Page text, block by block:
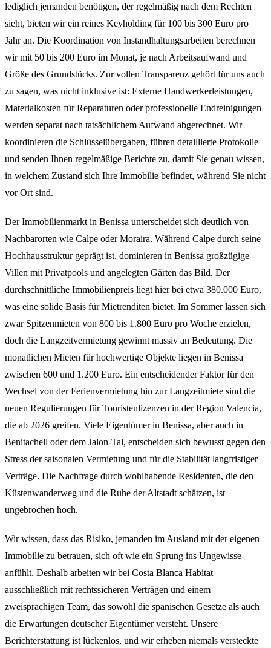
lediglich jemanden benötigen, der regelmäßig nach dem Rechten
sieht, bieten wir ein reines Keyholding für 100 bis 300 Euro pro
Jahr an. Die Koordination von Instandhaltungsarbeiten berechnen
wir mit 50 bis 200 Euro im Monat, je nach Arbeitsaufwand und
Größe des Grundstücks. Zur vollen Transparenz gehört für uns auch
zu sagen, was nicht inklusive ist: Externe Handwerkerleistungen,
Materialkosten für Reparaturen oder professionelle Endreinigungen
werden separat nach tatsächlichem Aufwand abgerechnet. Wir
koordinieren die Schlüsselübergaben, führen detaillierte Protokolle
und senden Ihnen regelmäßige Berichte zu, damit Sie genau wissen,
in welchem Zustand sich Ihre Immobilie befindet, während Sie nicht
vor Ort sind.
Der Immobilienmarkt in Benissa unterscheidet sich deutlich von
Nachbarorten wie Calpe oder Moraira. Während Calpe durch seine
Hochhausstruktur geprägt ist, dominieren in Benissa großzügige
Villen mit Privatpools und angelegten Gärten das Bild. Der
durchschnittliche Immobilienpreis liegt hier bei etwa 380.000 Euro,
was eine solide Basis für Mietrenditen bietet. Im Sommer lassen sich
zwar Spitzenmieten von 800 bis 1.800 Euro pro Woche erzielen,
doch die Langzeitvermietung gewinnt massiv an Bedeutung. Die
monatlichen Mieten für hochwertige Objekte liegen in Benissa
zwischen 600 und 1.200 Euro. Ein entscheidender Faktor für den
Wechsel von der Ferienvermietung hin zur Langzeitmiete sind die
neuen Regulierungen für Touristenlizenzen in der Region Valencia,
die ab 2026 greifen. Viele Eigentümer in Benissa, aber auch in
Benitachell oder dem Jalon-Tal, entscheiden sich bewusst gegen den
Stress der saisonalen Vermietung und für die Stabilität langfristiger
Verträge. Die Nachfrage durch wohlhabende Residenten, die den
Küstenwanderweg und die Ruhe der Altstadt schätzen, ist
ungebrochen hoch.
Wir wissen, dass das Risiko, jemanden im Ausland mit der eigenen
Immobilie zu betrauen, sich oft wie ein Sprung ins Ungewisse
anfühlt. Deshalb arbeiten wir bei Costa Blanca Habitat
ausschließlich mit rechtssicheren Verträgen und einem
zweisprachigen Team, das sowohl die spanischen Gesetze als auch
die Erwartungen deutscher Eigentümer versteht. Unsere
Berichterstattung ist lückenlos, und wir erheben niemals versteckte